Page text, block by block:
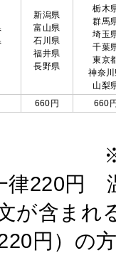
新潟県
富山県
石川県
福井県
長野県
栃木
群馬
埼玉
千葉
東京
神奈
山梨
660円 660
220円
が含ま
円）の